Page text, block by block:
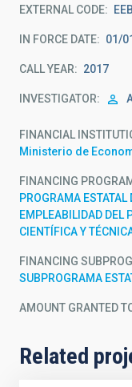
EXTERNAL CODE
IN FORCE DATE 01/
CALL YEAR 2017
INVESTIGATOR
FINANCIAL
Ministerio de
FINANCING
PROGRAMA ESTATAL
EMPLEABILIDAD DEL
CIENTÍFICA Y
FINANCING
SUBPROGRAMA
AMOUNT GRANTED
Related